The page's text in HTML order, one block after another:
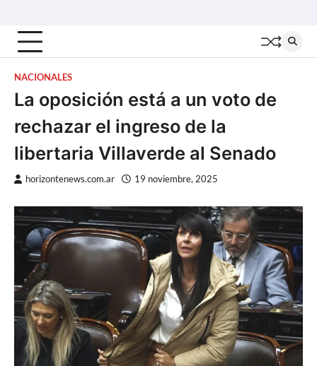
content
NACIONALES
La oposición está a un voto de
rechazar el ingreso de la
libertaria Villaverde al Senado
horizontenews.com.ar 19 noviembre, 2025